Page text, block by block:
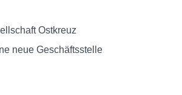
Ostkreuz
neue Geschäftsstelle